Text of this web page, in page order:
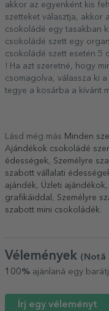
akkor az egyenként kis
szetteket választja, akkor
csokoládé egy tasakban
csokoládé szett egy
csokoládé szett esetén 5
! Ha azt szeretné, hogy
csomagolva, válassza ki
tegye a kosárba a kívánt
Lásd még más Minden
Ajándékok csokoládé
édességek, Személyre
szabott vállalati
ajándék, Üzleti ajándékok,
grafikáiddal , Személyre
szabott mini csokoládék.
Vélemények (Notă
100% ajánlaná egy
Írj egy véleményt